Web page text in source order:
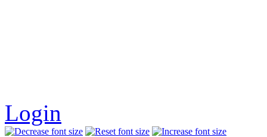
Login